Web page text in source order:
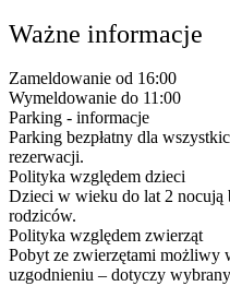
Ważne informacje
Zameldowanie od 16:00
Wymeldowanie do 11:00
Parking - informacje
Parking bezpłatny dla
rezerwacji.
Polityka względem dzieci
Dzieci w wieku do lat 2 nocują
rodziców.
Polityka względem zwierząt
Pobyt ze zwierzętami możliwy
uzgodnieniu – dotyczy